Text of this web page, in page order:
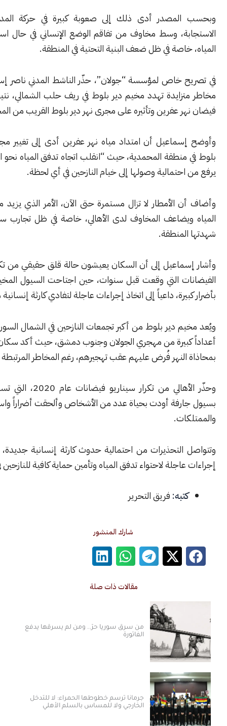
أدى ذلك إلى صعوبة كبيرة في حركة المدنيين وفرق
وسط مخاوف من تفاقم الوضع الإنساني في حال استمرار ارتفاع
خاصة في ظل ضعف البنية التحتية في المنطقة.
خاص لمؤسسة “جولان”، حذّر الناشط المدني ناصر إسماعيل من
تهدد مخيم دير بلوط في ريف حلب الشمالي، نتيجة استمرار
عفرين وتأثيره على مجرى نهر دير بلوط القريب من المخيم.
أن امتداد مياه نهر عفرين أدى إلى تغيير مجرى نهر دير
المحمدية، حيث “انقلب اتجاه تدفق المياه نحو المخيم”، ما
وصولها إلى خيام النازحين في أي لحظة.
الأمطار لا تزال مستمرة حتى الآن، الأمر الذي يزيد من منسوب
المخاوف لدى الأهالي، خاصة في ظل تجارب سابقة مؤلمة
إلى أن السكان يعيشون حالة قلق حقيقي من تكرار سيناريو
التي وقعت قبل سنوات، حين اجتاحت السيول المخيم وتسببت
داعياً إلى اتخاذ إجراءات عاجلة لتفادي كارثة إنسانية محتملة.
دير بلوط من أكبر تجمعات النازحين في الشمال السوري، إذ يضم
من مهجري الجولان وجنوب دمشق، حيث أكد سكان أن موقعه
النهر فُرض عليهم عقب تهجيرهم، رغم المخاطر المرتبطة بذلك.
وحذّر الأهالي من تكرار سيناريو فيضانات عام 2020، التي تسببت حينها
أودت بحياة عدد من الأشخاص وألحقت أضراراً واسعة بالخيام
التحذيرات من احتمالية حدوث كارثة إنسانية جديدة، ما لم تُتخذ
لاحتواء تدفق المياه وتأمين حماية كافية للنازحين في المخيم.
فريق التحرير
شارك المنشور
مقالات ذات صلة
من سرق سوريا حرّ.. ومن لم يسرقها يدفع
الفاتورة
جرمانا ترسم خطوطها الحمراء: لا للتدخل
الخارجي ولا للمساس بالسلم الأهلي